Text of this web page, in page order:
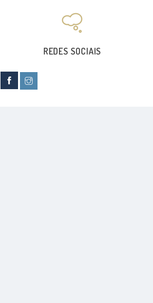
OBS: Atendo Austa somente
REDES SOCIAIS